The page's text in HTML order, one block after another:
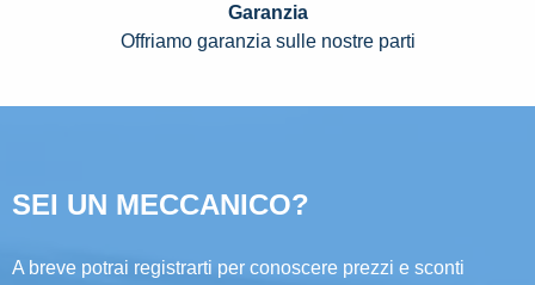
Garanzia
Offriamo garanzia sulle nostre parti
SEI UN MECCANICO?
A breve potrai registrarti per conoscere prezzi e sconti